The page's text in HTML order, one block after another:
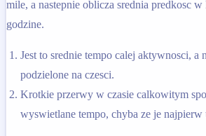
mile, a nastepnie oblicza srednia predkosc
godzine.
Jest to srednie tempo calej aktywnosci, a
podzielone na czesci.
Krotkie przerwy w czasie calkowitym
wyswietlane tempo, chyba ze je najpierw